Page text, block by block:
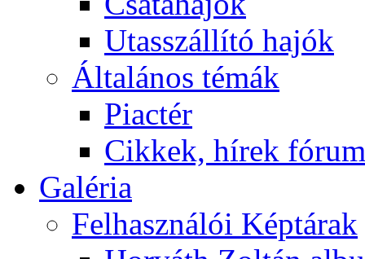
Utasszállító hajók
Általános témák
Piactér
Cikkek, hírek
Galéria
Felhasználói Képtárak